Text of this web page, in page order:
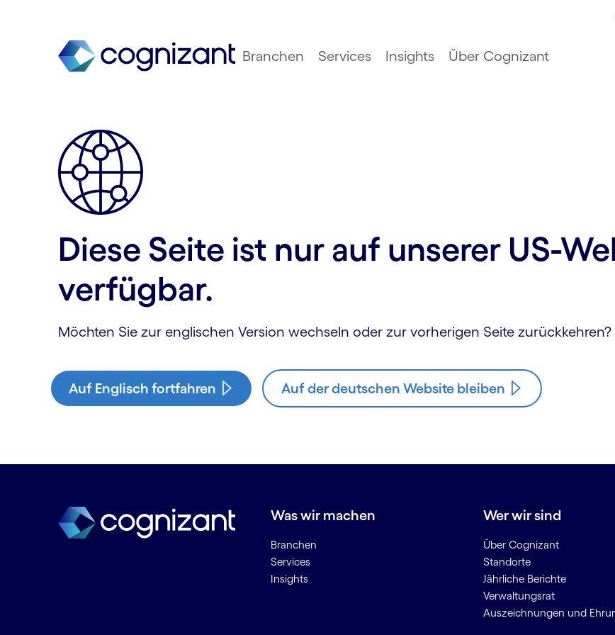
Branchen Services Insights Über Cognizant
Diese Seite ist nur auf unserer US-
verfügbar.
Möchten Sie zur englischen Version wechseln oder zur vorherigen Seite zurückkehren?
Auf Englisch fortfahren Auf der deutschen Website bleiben
Was wir machen
Branchen
Services
Insights
Wer wir sind
Über Cognizant
Standorte
Jährliche Berichte
Verwaltungsrat
Auszeichnungen und